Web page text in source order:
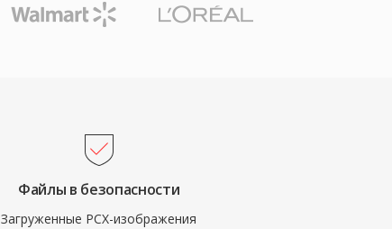
Файлы в безопасности
Загруженные PCX-изображения